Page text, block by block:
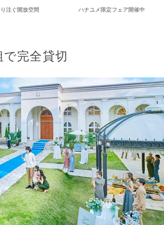
注ぐ開放空間 ハナユメ限定フェア開催中
完全貸切